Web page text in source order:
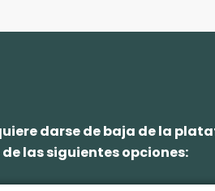
darse de baja de la
las siguientes opciones: